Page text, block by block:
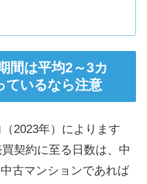
間は平均2～3カ
ているなら注意
2023年）によります
契約に至る日数は、中
古マンションであれば